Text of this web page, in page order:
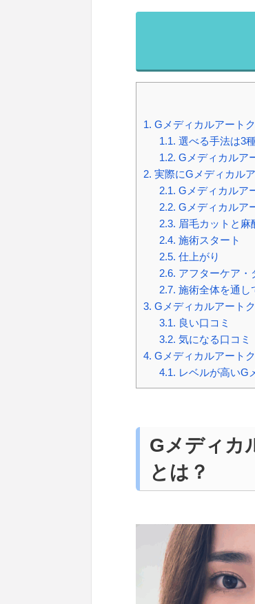
1. Gメディカルアート
1.1. 選べる手法は3
1.2. Gメディカルア
2. 実際にGメディカル
2.1. Gメディカルア
2.2. Gメディカルア
2.3. 眉毛カットと麻
2.4. 施術スタート
2.5. 仕上がり
2.6. アフターケア・
2.7. 施術全体を通し
3. Gメディカルアート
3.1. 良い口コミ
3.2. 気になる口コミ
4. Gメディカルアート
4.1. レベルが高いG
Gメディカ
とは？